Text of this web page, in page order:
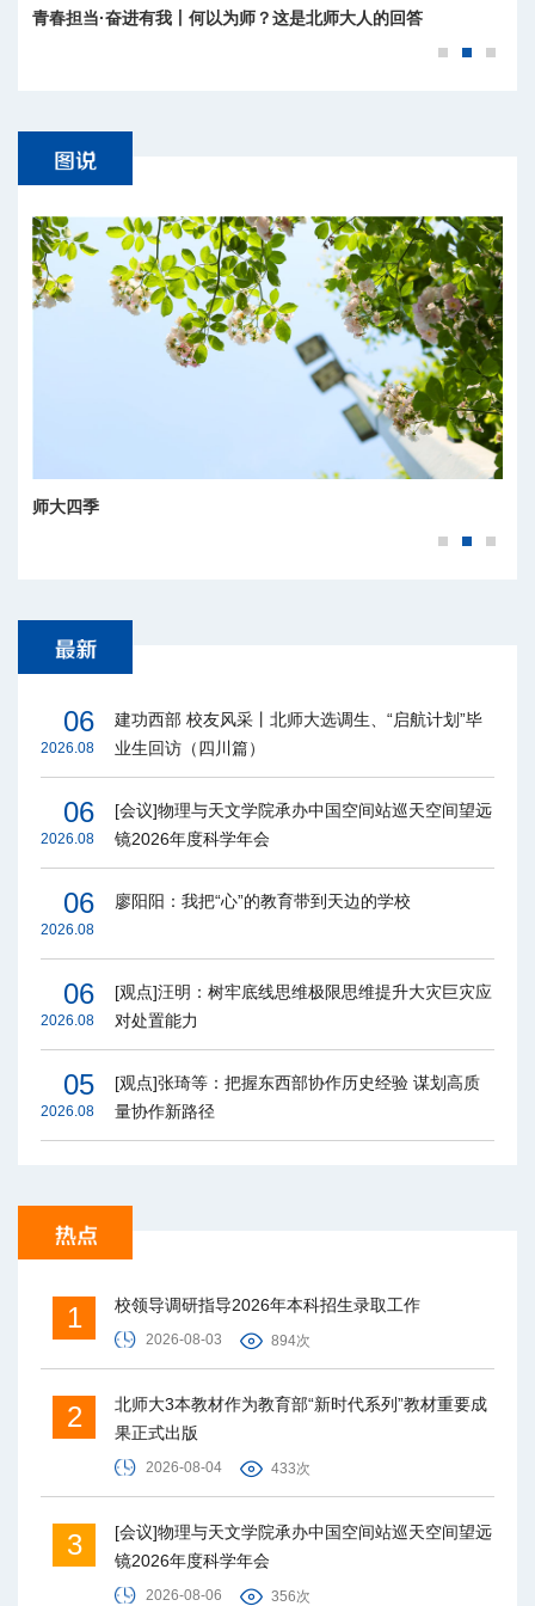
青春担当·奋进有我丨何以为师？这是北师大人的回答
师大四季
06
2026.08
建功西部 校友风采丨北师大选调生、“启航计划”毕
业生回访（四川篇）
06
2026.08
[会议]物理与天文学院承办中国空间站巡天空间望远
镜2026年度科学年会
06
2026.08
廖阳阳：我把“心”的教育带到天边的学校
06
2026.08
[观点]汪明：树牢底线思维极限思维提升大灾巨灾应
对处置能力
05
2026.08
[观点]张琦等：把握东西部协作历史经验 谋划高质
量协作新路径
1 校领导调研指导2026年本科招生录取工作
2026-08-03 894次
2
北师大3本教材作为教育部“新时代系列”教材重要成
果正式出版
2026-08-04 433次
3
[会议]物理与天文学院承办中国空间站巡天空间望远
镜2026年度科学年会
2026-08-06 356次